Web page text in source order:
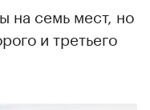
на семь мест, но
и третьего